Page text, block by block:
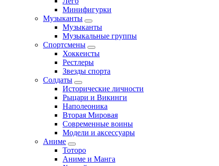
Минифигурки
Музыканты
Музыканты
Музыкальные группы
Спортсмены
Хоккеисты
Рестлеры
Звезды спорта
Солдаты
Исторические личности
Рыцари и Викинги
Наполеоника
Вторая Мировая
Современные воины
Модели и аксессуары
Аниме
Тоторо
Аниме и Манга